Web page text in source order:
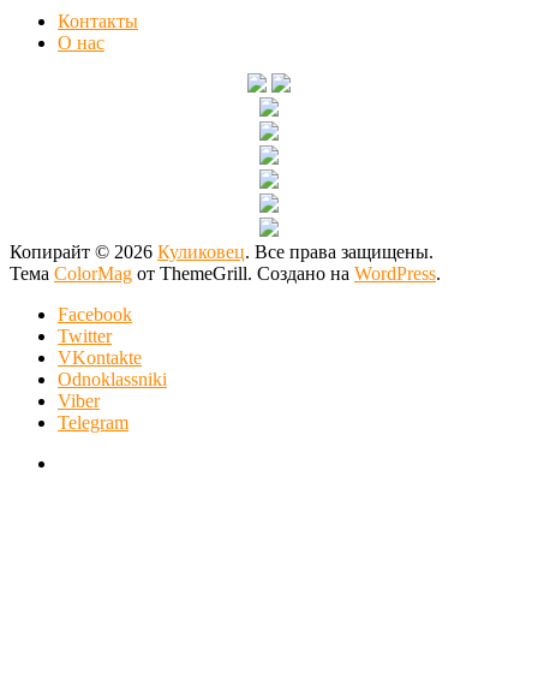
Контакты
О нас
Копирайт © 2026 Куликовец. Все права защищены.
Тема ColorMag от ThemeGrill. Создано на WordPress.
Facebook
Twitter
VKontakte
Odnoklassniki
Viber
Telegram